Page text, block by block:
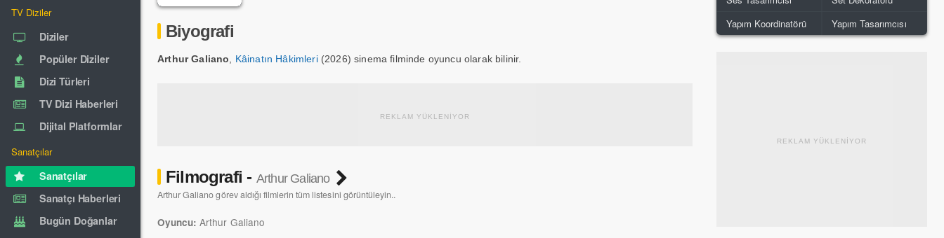
TV Diziler
Diziler
Popüler Diziler
Dizi Türleri
TV Dizi Haberleri
Dijital Platformlar
Sanatçılar
Sanatçılar
Sanatçı Haberleri
Bugün Doğanlar
Biyografi
Arthur Galiano Kâinatın Hâkimleri(2026) sinema filminde oyuncu olarak bilinir.
REKLAM YÜKLENİYOR
Filmografi - Arthur Galiano
Arthur Galiano görev aldığı filmlerin tüm listesini görüntüleyin..
Oyuncu: Arthur Galiano
Yapım Koordinatörü
Yapım Tasarımcısı
REKLAM YÜKLENİYOR